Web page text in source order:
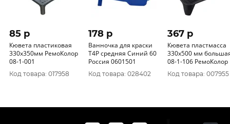
85 p
Кювета пластиковая
330х350мм РемоКолор
08-1-001
Код товара: 017958
178 p
Ванночка для краски
T4P средняя Синий 60
Россия 0601501
Код товара: 028402
367 p
Кювета пластмасса
330х500 мм
08-1-106 РемоКолор
Код товара: 007955